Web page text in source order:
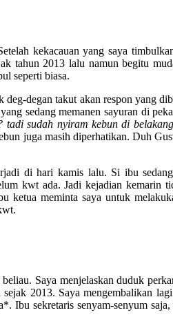
kekacauan yang saya
tahun 2013 lalu namun begitu
seperti biasa.
degan takut akan respon yang
sedang memanen sayuran di
tadi sudah nyiram kebun di
juga masih diperhatikan. Duh
di hari kamis lalu. Si ibu sedang
kwt ada. Jadi kejadian kemarin
meminta saya untuk
Saya menjelaskan duduk
2013. Saya mengembalikan
Ibu sekretaris senyam-senyum saja,